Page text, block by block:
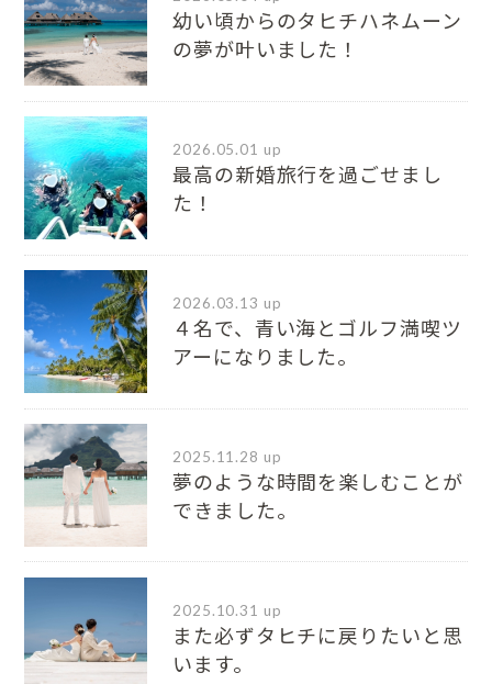
幼い頃からのタヒチハネムーン
の夢が叶いました！
2026.05.01 up
最高の新婚旅行を過ごせまし
た！
2026.03.13 up
４名で、青い海とゴルフ満喫ツ
アーになりました。
2025.11.28 up
夢のような時間を楽しむことが
できました。
2025.10.31 up
また必ずタヒチに戻りたいと思
います。